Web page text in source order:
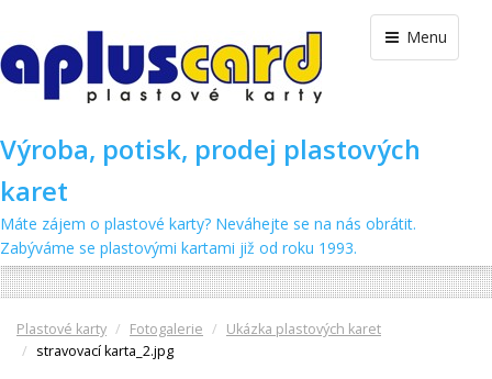
Menu
Výroba, potisk, prodej plastových
karet
Máte zájem o plastové karty? Neváhejte se na nás obrátit.
Zabýváme se plastovými kartami již od roku 1993.
Plastové karty Fotogalerie
Ukázka plastových karet
stravovací karta_2.jpg